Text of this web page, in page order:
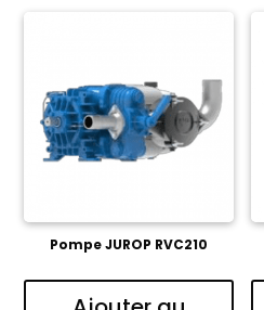
Pompe JUROP RVC210